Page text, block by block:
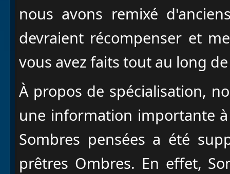
nous avons remixé
devraient récompenser et
vous avez faits tout au long
À propos de spécialisation,
une information importante
Sombres pensées a été
prêtres Ombres. En effet,